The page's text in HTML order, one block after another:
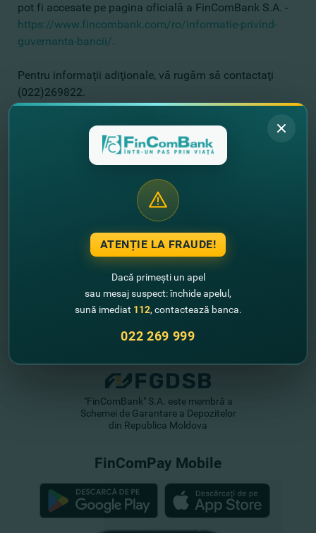
pot fi accesate pe pagina oficială a FinComBank S.A. -
https://www.fincombank.com/ro/informatie-privind-
guvernanta-bancii/.
Pentru informaţii adiţionale, vă rugăm să contactaţi
(022)269822.
Alte noutăţi
"FinComBank" S.A. este membră a
Schemei de Garantare a Depozitelor
din Republica Moldova
FinComPay Mobile
ATENȚIE LA FRAUDE!
Dacă primești un apel
sau mesaj suspect: închide apelul,
sună imediat 112, contactează banca.
022 269 999